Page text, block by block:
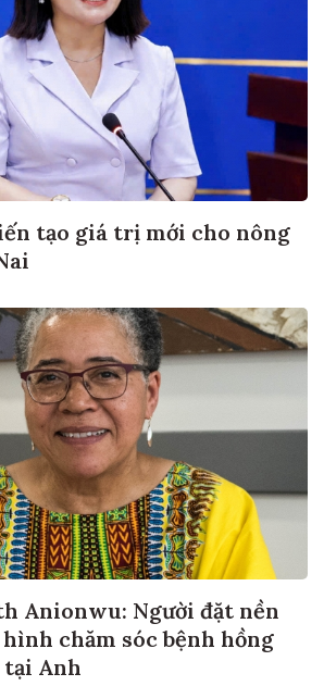
tạo giá trị mới cho nông
Anionwu: Người đặt nền
chăm sóc bệnh hồng
Anh